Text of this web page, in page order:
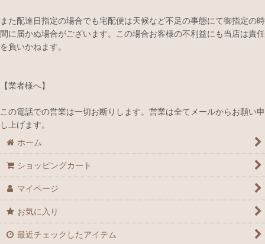
また配達日指定の場合でも宅配便は天候など不足の事態にて御指定の時
間に届かぬ場合がございます。この場合お客様の不利益にも当店は責任
を負いかねます。
【業者様へ】
この電話での営業は一切お断りします。営業は全てメールからお願い申
し上げます。
ホーム
ショッピングカート
マイページ
お気に入り
最近チェックしたアイテム